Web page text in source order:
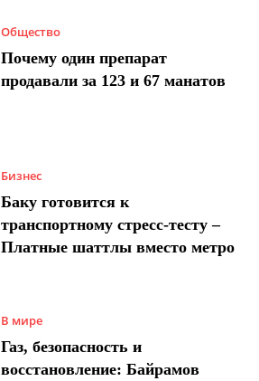
Общество
Почему один препарат
продавали за 123 и 67 манатов
Бизнес
Баку готовится к
транспортному стресс-тесту –
Платные шаттлы вместо метро
В мире
Газ, безопасность и
восстановление: Байрамов